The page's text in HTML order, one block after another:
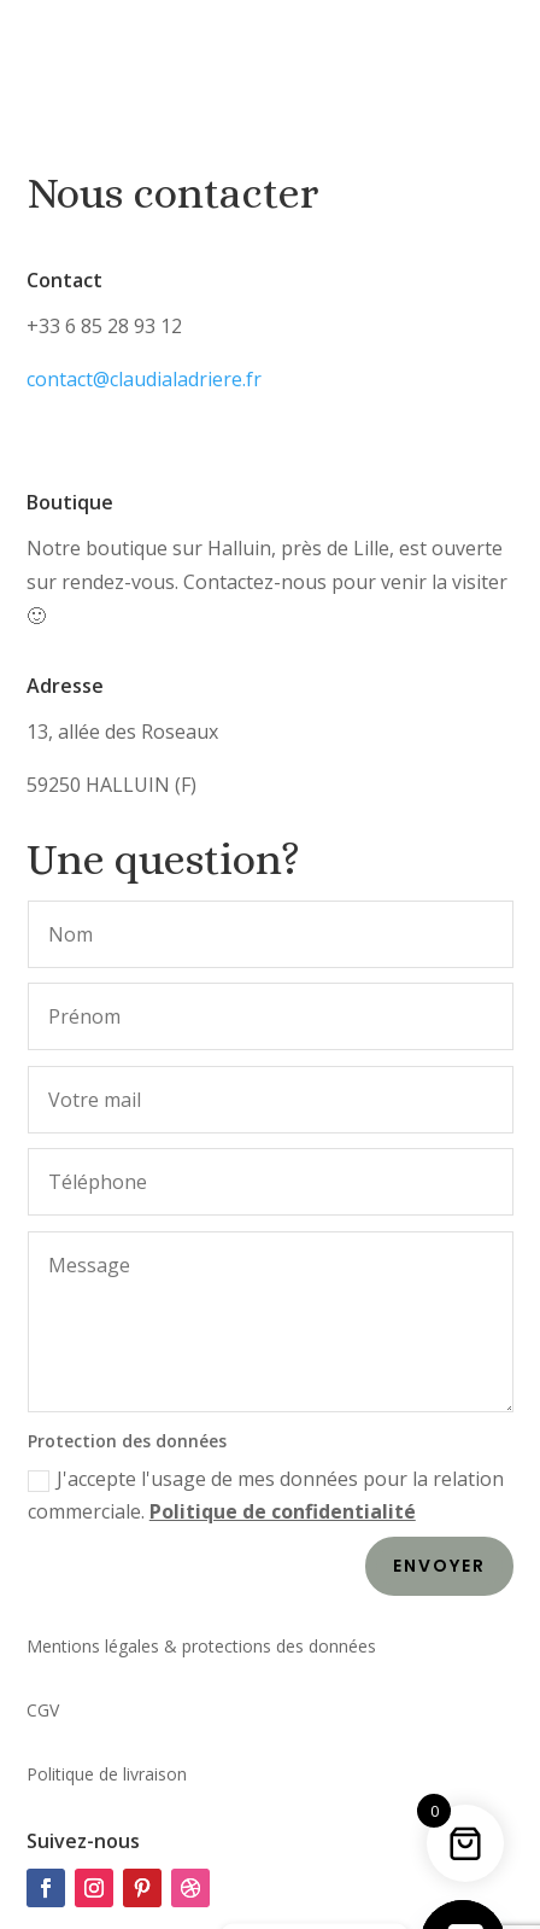
Nous contacter
Contact
+33 6 85 28 93 12
contact@claudialadriere.fr
Boutique
Notre boutique sur Halluin, près de Lille, est ouverte
sur rendez-vous. Contactez-nous pour venir la visiter
🙂
Adresse
13, allée des Roseaux
59250 HALLUIN (F)
Une question?
Protection des données
J'accepte l'usage de mes données pour la relation
commerciale. Politique de confidentialité
ENVOYER
Mentions légales & protections des données
CGV
Politique de livraison
Suivez-nous
0